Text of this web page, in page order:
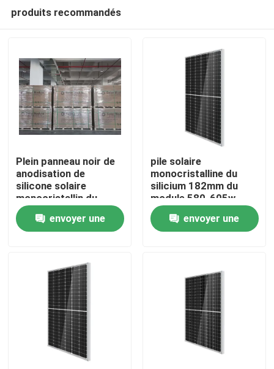
produits recommandés
Plein panneau noir de
anodisation de
silicone solaire
monocristallin du
module 182
envoyer une
pile solaire
monocristalline du
silicium 182mm du
module 580-605w
envoyer une